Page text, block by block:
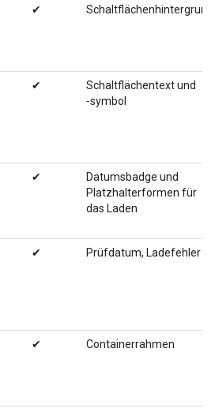
✔ Schaltflächenhintergrund
✔
Schaltflächentext und
‑symbol
✔
Datumsbadge und
Platzhalterformen für
das Laden
✔ Prüfdatum, Ladefehler
✔ Containerrahmen